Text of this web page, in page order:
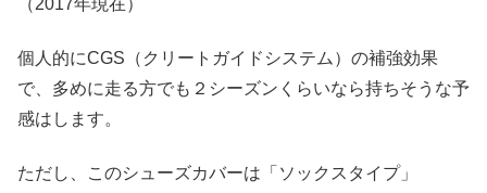
個人的にCGS（クリートガイドシステム）の補強効果
で、多めに走る方でも２シーズンくらいなら持ちそうな予
感はします。
ただし、このシューズカバーは「ソックスタイプ」